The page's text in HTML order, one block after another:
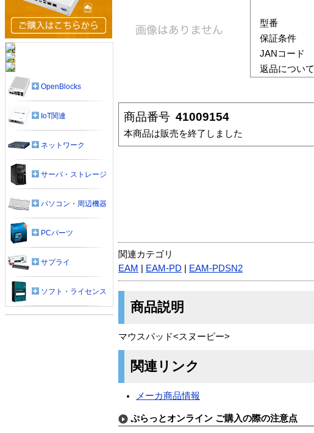
型番
保証条件
JANコード
返品について
商品番号 41009154
本商品は販売を終了しました
関連カテゴリ
EAM
EAM-PD EAM-PDSN2
商品説明
マウスパッド<スヌーピー>
関連リンク
メーカ商品情報
ぷらっとオンライン ご購入の際の注意点
OpenBlocks
IoT関連
ネットワーク
サーバ・ストレージ
パソコン・周辺機器
PCパーツ
サプライ
ソフト・ライセンス